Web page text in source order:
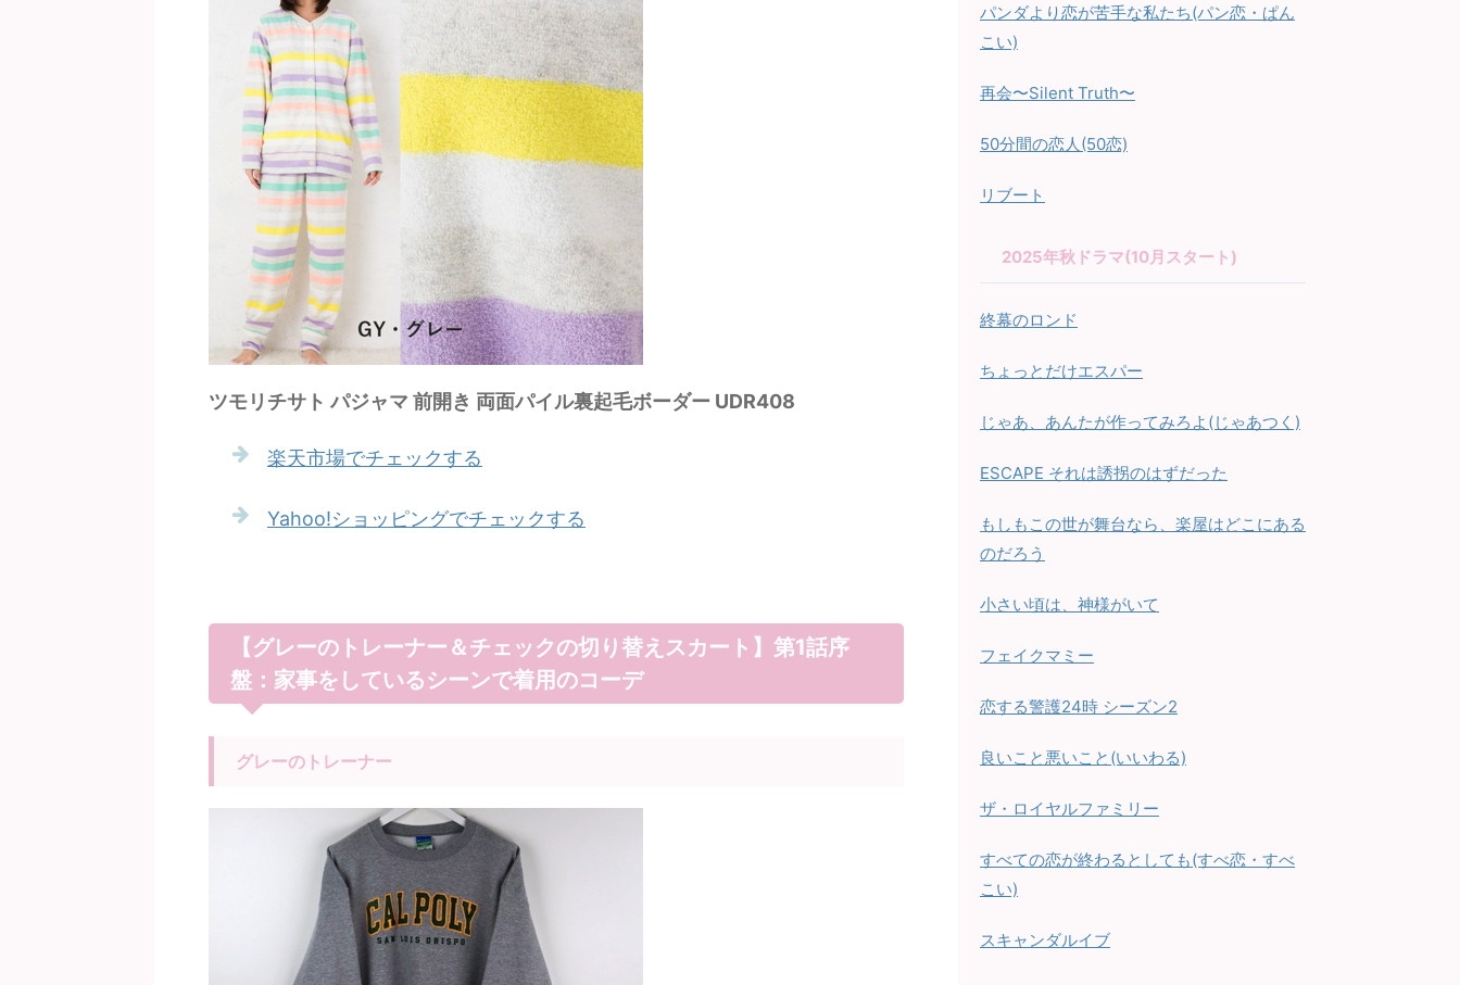
ツモリチサト パジャマ 前開き 両面パイル裏起毛ボーダー UDR408
楽天市場でチェックする
Yahoo!ショッピングでチェックする
【グレーのトレーナー＆チェックの切り替えスカート】第1話序
盤：家事をしているシーンで着用のコーデ
グレーのトレーナー
パンダより恋が苦手な私たち(パン恋・ぱん
こい)
再会〜Silent Truth〜
50分間の恋人(50恋)
リブート
2025年秋ドラマ(10月スタート)
終幕のロンド
ちょっとだけエスパー
じゃあ、あんたが作ってみろよ(じゃあつく)
ESCAPE それは誘拐のはずだった
もしもこの世が舞台なら、楽屋はどこにある
のだろう
小さい頃は、神様がいて
フェイクマミー
恋する警護24時 シーズン2
良いこと悪いこと(いいわる)
ザ・ロイヤルファミリー
すべての恋が終わるとしても(すべ恋・すべ
こい)
スキャンダルイブ